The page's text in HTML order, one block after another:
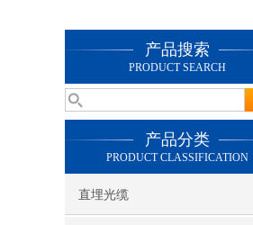
产品搜索
PRODUCT SEARCH
产品分类
PRODUCT CLASSIFICATION
直埋光缆